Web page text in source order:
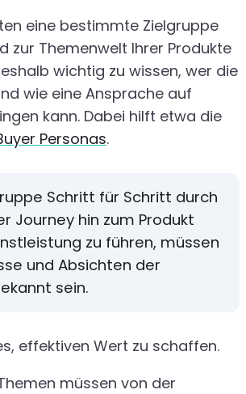
eine bestimmte Zielgruppe
zur Themenwelt Ihrer Produkte
wichtig zu wissen, wer die
wie eine Ansprache auf
kann. Dabei hilft etwa die
Personas.
Schritt für Schritt durch
Journey hin zum Produkt
zu führen, müssen
und Absichten der
sein.
effektiven Wert zu schaffen.
müssen von der